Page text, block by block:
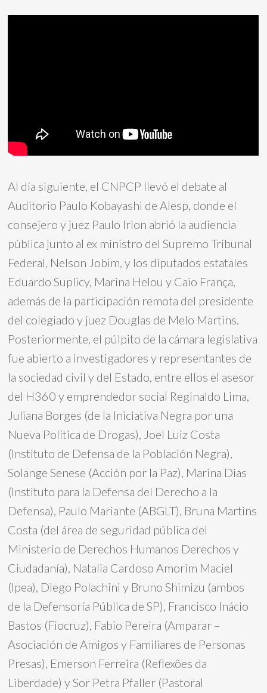
Al día siguiente, el CNPCP llevó el debate al
Auditorio Paulo Kobayashi de Alesp, donde el
consejero y juez Paulo Irion abrió la audiencia
pública junto al ex ministro del Supremo Tribunal
Federal, Nelson Jobim, y los diputados estatales
Eduardo Suplicy, Marina Helou y Caio França,
además de la participación remota del presidente
del colegiado y juez Douglas de Melo Martins.
Posteriormente, el púlpito de la cámara legislativa
fue abierto a investigadores y representantes de
la sociedad civil y del Estado, entre ellos el asesor
del H360 y emprendedor social Reginaldo Lima,
Juliana Borges (de la Iniciativa Negra por una
Nueva Política de Drogas), Joel Luiz Costa
(Instituto de Defensa de la Población Negra),
Solange Senese (Acción por la Paz), Marina Dias
(Instituto para la Defensa del Derecho a la
Defensa), Paulo Mariante (ABGLT), Bruna Martins
Costa (del área de seguridad pública del
Ministerio de Derechos Humanos Derechos y
Ciudadanía), Natalia Cardoso Amorim Maciel
(Ipea), Diego Polachini y Bruno Shimizu (ambos
de la Defensoría Pública de SP), Francisco Inácio
Bastos (Fiocruz), Fabio Pereira (Amparar –
Asociación de Amigos y Familiares de Personas
Presas), Emerson Ferreira (Reflexões da
Liberdade) y Sor Petra Pfaller (Pastoral